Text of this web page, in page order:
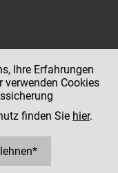
Ihre Erfahrungen
verwenden Cookies
finden Sie hier.